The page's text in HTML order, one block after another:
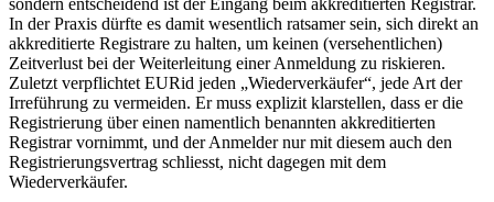
In der Praxis dürfte es damit wesentlich ratsamer sein, sich direkt an
akkreditierte Registrare zu halten, um keinen (versehentlichen)
Zeitverlust bei der Weiterleitung einer Anmeldung zu riskieren.
Zuletzt verpflichtet EURid jeden „Wiederverkäufer“, jede Art der
Irreführung zu vermeiden. Er muss explizit klarstellen, dass er die
Registrierung über einen namentlich benannten akkreditierten
Registrar vornimmt, und der Anmelder nur mit diesem auch den
Registrierungsvertrag schliesst, nicht dagegen mit dem
Wiederverkäufer.